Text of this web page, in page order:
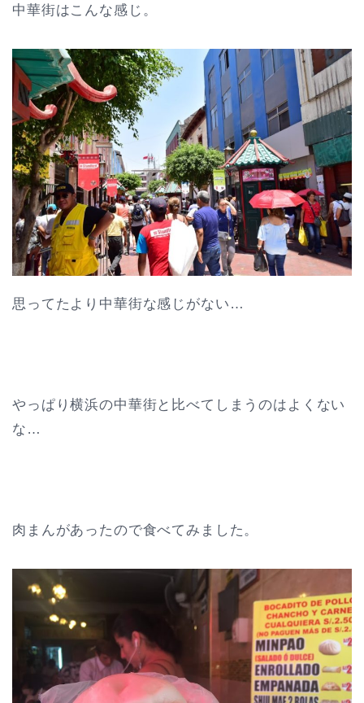
中華街はこんな感じ。
思ってたより中華街な感じがない…
やっぱり横浜の中華街と比べてしまうのはよくない
な…
肉まんがあったので食べてみました。